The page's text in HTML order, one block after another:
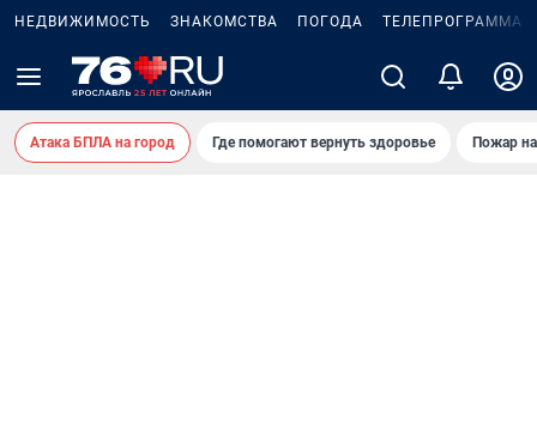
НЕДВИЖИМОСТЬ ЗНАКОМСТВА ПОГОДА ТЕЛЕПРОГРАММА
Атака БПЛА на город Где помогают вернуть здоровье Пожар